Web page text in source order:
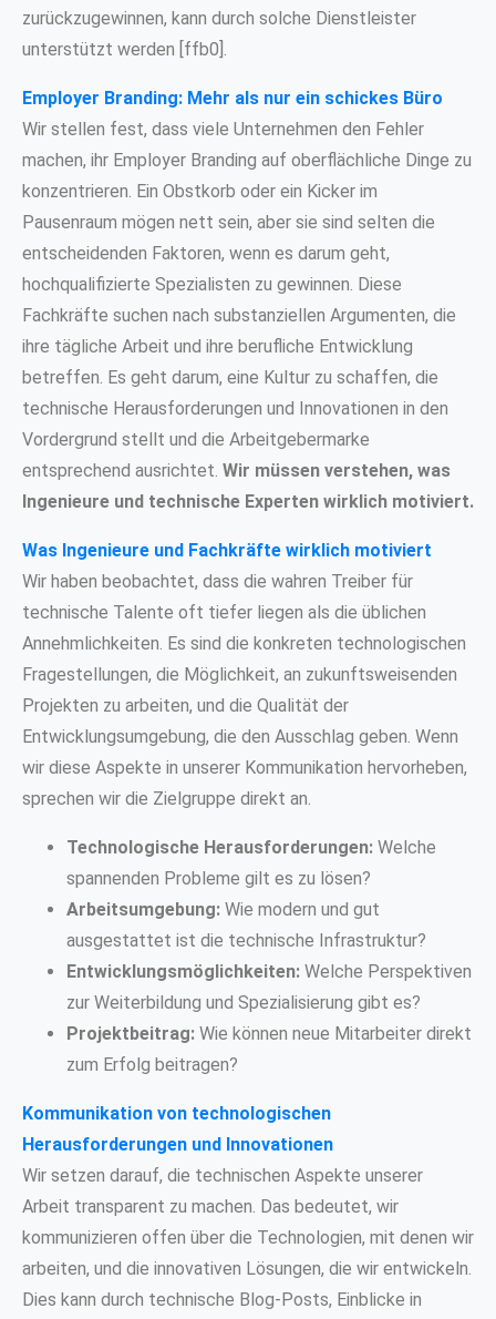
zurückzugewinnen, kann durch solche Dienstleister
unterstützt werden [ffb0].
Employer Branding: Mehr als nur ein schickes Büro
Wir stellen fest, dass viele Unternehmen den Fehler
machen, ihr Employer Branding auf oberflächliche Dinge zu
konzentrieren. Ein Obstkorb oder ein Kicker im
Pausenraum mögen nett sein, aber sie sind selten die
entscheidenden Faktoren, wenn es darum geht,
hochqualifizierte Spezialisten zu gewinnen. Diese
Fachkräfte suchen nach substanziellen Argumenten, die
ihre tägliche Arbeit und ihre berufliche Entwicklung
betreffen. Es geht darum, eine Kultur zu schaffen, die
technische Herausforderungen und Innovationen in den
Vordergrund stellt und die Arbeitgebermarke
entsprechend ausrichtet. Wir müssen verstehen, was
Ingenieure und technische Experten wirklich motiviert.
Was Ingenieure und Fachkräfte wirklich motiviert
Wir haben beobachtet, dass die wahren Treiber für
technische Talente oft tiefer liegen als die üblichen
Annehmlichkeiten. Es sind die konkreten technologischen
Fragestellungen, die Möglichkeit, an zukunftsweisenden
Projekten zu arbeiten, und die Qualität der
Entwicklungsumgebung, die den Ausschlag geben. Wenn
wir diese Aspekte in unserer Kommunikation hervorheben,
sprechen wir die Zielgruppe direkt an.
Technologische Herausforderungen: Welche
spannenden Probleme gilt es zu lösen?
Arbeitsumgebung: Wie modern und gut
ausgestattet ist die technische Infrastruktur?
Entwicklungsmöglichkeiten: Welche Perspektiven
zur Weiterbildung und Spezialisierung gibt es?
Projektbeitrag: Wie können neue Mitarbeiter direkt
zum Erfolg beitragen?
Kommunikation von technologischen
Herausforderungen und Innovationen
Wir setzen darauf, die technischen Aspekte unserer
Arbeit transparent zu machen. Das bedeutet, wir
kommunizieren offen über die Technologien, mit denen wir
arbeiten, und die innovativen Lösungen, die wir entwickeln.
Dies kann durch technische Blog-Posts, Einblicke in